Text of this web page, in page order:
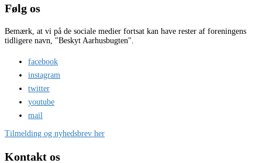
Følg os
Bemærk, at vi på de sociale medier fortsat kan have rester af foreningens
tidligere navn, "Beskyt Aarhusbugten".
facebook
instagram
twitter
youtube
mail
Tilmelding og nyhedsbrev her
Kontakt os